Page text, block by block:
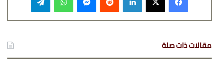
مقالات ذات صلة